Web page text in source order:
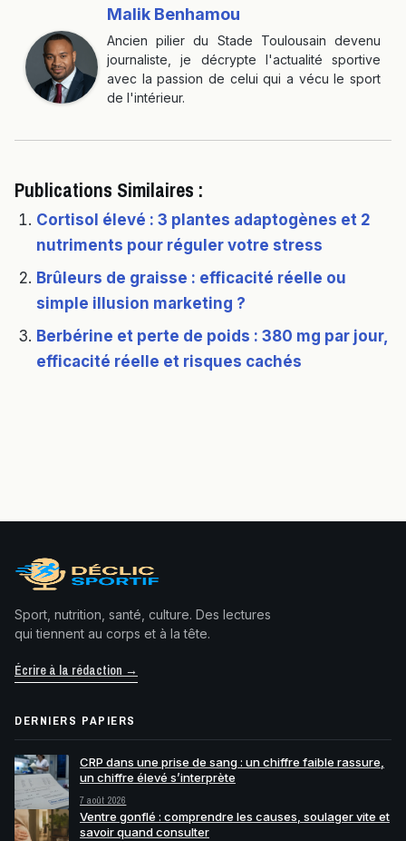
Malik Benhamou
Ancien pilier du Stade Toulousain devenu
journaliste, je décrypte l'actualité sportive
avec la passion de celui qui a vécu le sport
de l'intérieur.
Publications Similaires :
Cortisol élevé : 3 plantes adaptogènes et 2
nutriments pour réguler votre stress
Brûleurs de graisse : efficacité réelle ou
simple illusion marketing ?
Berbérine et perte de poids : 380 mg par jour,
efficacité réelle et risques cachés
Sport, nutrition, santé, culture. Des lectures
qui tiennent au corps et à la tête.
Écrire à la rédaction →
DERNIERS PAPIERS
CRP dans une prise de sang : un chiffre faible rassure,
un chiffre élevé s’interprète
7 août 2026
Ventre gonflé : comprendre les causes, soulager vite et
savoir quand consulter